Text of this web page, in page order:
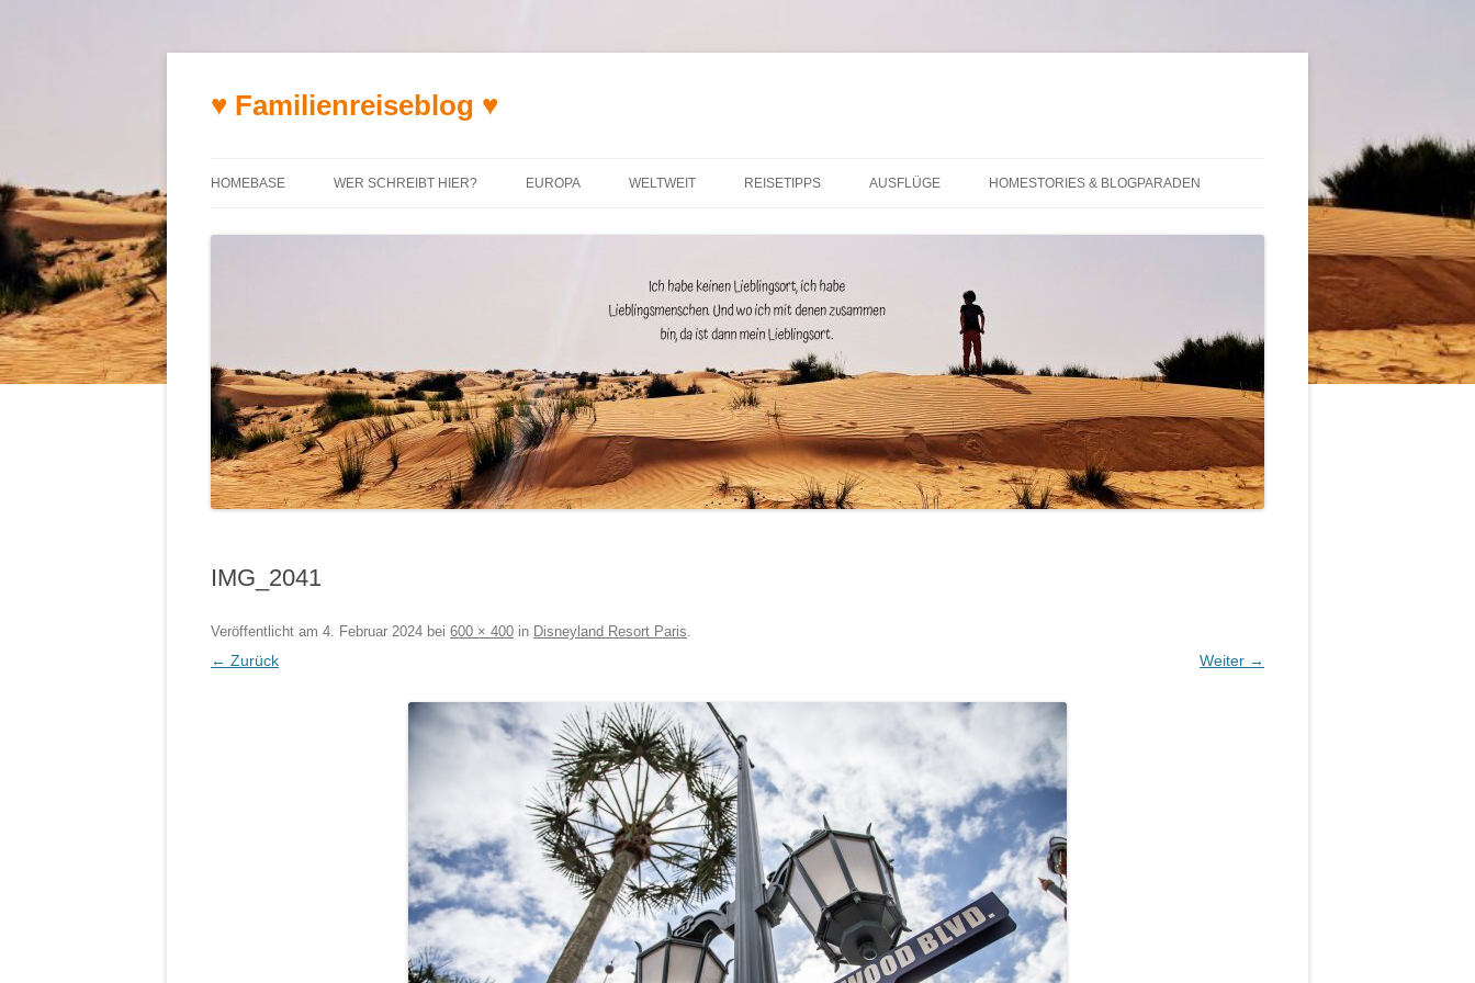
♥ Familienreiseblog ♥
HOMEBASE WER SCHREIBT HIER? EUROPA WELTWEIT REISETIPPS AUSFLÜGE HOMESTORIES & BLOGPARADEN
IMG_2041
Veröffentlicht am 4. Februar 2024 bei 600 × 400 in Disneyland Resort Paris.
← Zurück Weiter →